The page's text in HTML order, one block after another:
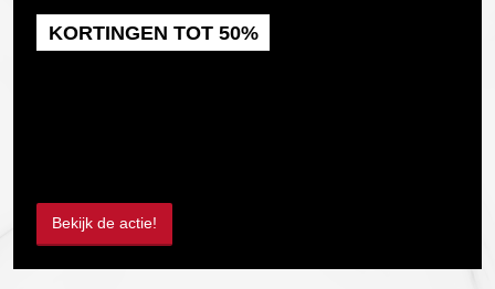
KORTINGEN TOT 50%
Bekijk de actie!